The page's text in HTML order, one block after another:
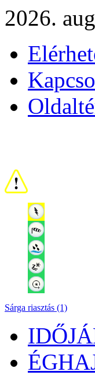
2026.
Sárga riasztás (1)